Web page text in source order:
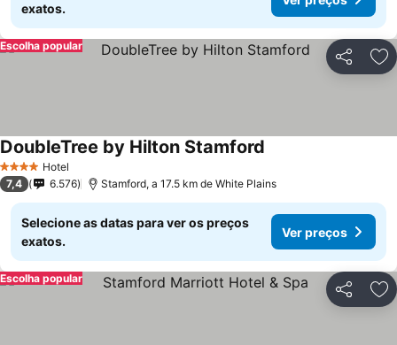
exatos.
Partilhar
Escolha popular
4 EstrelasHotel
DoubleTree by Hilton Stamford
7,4 6.576 Stamford, a 17.5 km de White Plains
Selecione as datas para ver os preços
exatos.
Ver preços
Partilhar
Escolha popular